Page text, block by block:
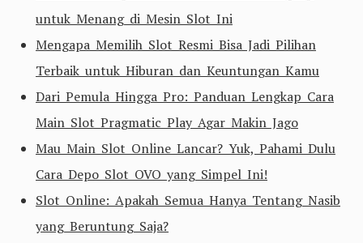
untuk Menang di Mesin Slot Ini
Mengapa Memilih Slot Resmi Bisa Jadi Pilihan
Terbaik untuk Hiburan dan Keuntungan Kamu
Dari Pemula Hingga Pro: Panduan Lengkap Cara
Main Slot Pragmatic Play Agar Makin Jago
Mau Main Slot Online Lancar? Yuk, Pahami Dulu
Cara Depo Slot OVO yang Simpel Ini!
Slot Online: Apakah Semua Hanya Tentang Nasib
yang Beruntung Saja?